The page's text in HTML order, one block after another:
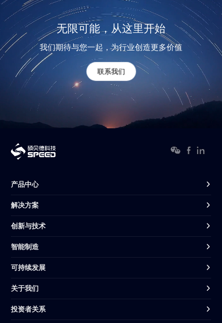
无限可能，从这里开始
我们期待与您一起，为行业创造更多价值
联系我们
产品中心
解决方案
创新与技术
智能制造
可持续发展
关于我们
投资者关系